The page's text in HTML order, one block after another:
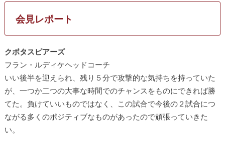
会見レポート
クボタスピアーズ
フラン・ルディケヘッドコーチ
いい後半を迎えられ、残り５分で攻撃的な気持ちを持っていた
が、一つか二つの大事な時間でのチャンスをものにできれば勝
てた。負けていいものではなく、この試合で今後の２試合につ
ながる多くのポジティブなものがあったので頑張っていきた
い。